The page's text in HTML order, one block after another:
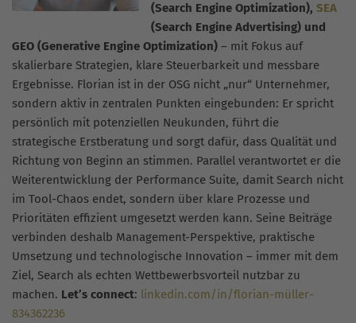
(Search Engine Optimization), SEA
(Search Engine Advertising) und
GEO (Generative Engine Optimization) – mit Fokus auf
skalierbare Strategien, klare Steuerbarkeit und messbare
Ergebnisse. Florian ist in der OSG nicht „nur“ Unternehmer,
sondern aktiv in zentralen Punkten eingebunden: Er spricht
persönlich mit potenziellen Neukunden, führt die
strategische Erstberatung und sorgt dafür, dass Qualität und
Richtung von Beginn an stimmen. Parallel verantwortet er die
Weiterentwicklung der Performance Suite, damit Search nicht
im Tool-Chaos endet, sondern über klare Prozesse und
Prioritäten effizient umgesetzt werden kann. Seine Beiträge
verbinden deshalb Management-Perspektive, praktische
Umsetzung und technologische Innovation – immer mit dem
Ziel, Search als echten Wettbewerbsvorteil nutzbar zu
machen. Let’s connect: linkedin.com/in/florian-müller-
834362236